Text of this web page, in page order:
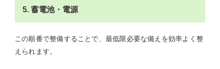
5. 蓄電池・電源
この順番で整備することで、最低限必要な備えを効率よく整
えられます。